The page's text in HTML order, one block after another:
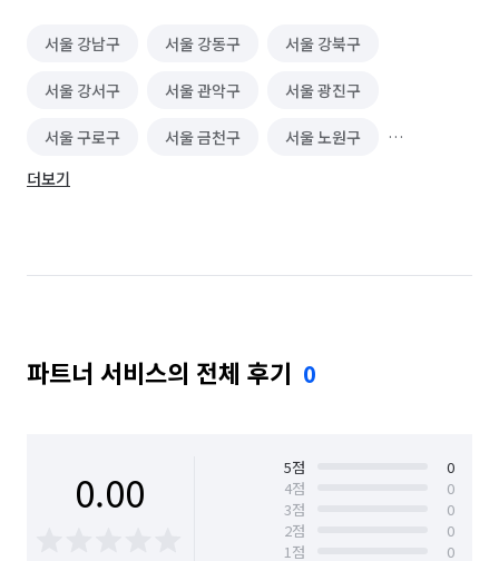
서울 강남구 서울 강동구 서울 강북구
서울 강서구 서울 관악구 서울 광진구
서울 구로구 서울 금천구 서울 노원구
서울 도봉구
서울 성동구 서울 성북구 서울 송파구
서울 은평구 서울 종로구 서울 중구
더보기
파트너 서비스의 전체 후기 0
0.00 5점
0
4점
0
3점
0
2점
0
1점
0